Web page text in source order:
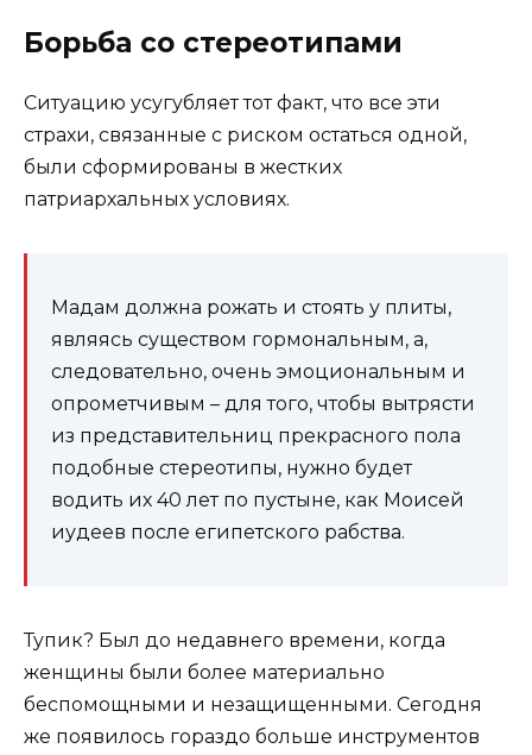
Борьба со стереотипами
Ситуацию усугубляет тот факт, что все эти
страхи, связанные с риском остаться одной,
были сформированы в жестких
патриархальных условиях.
Мадам должна рожать и стоять у плиты,
являясь существом гормональным, а,
следовательно, очень эмоциональным и
опрометчивым – для того, чтобы вытрясти
из представительниц прекрасного пола
подобные стереотипы, нужно будет
водить их 40 лет по пустыне, как Моисей
иудеев после египетского рабства.
Тупик? Был до недавнего времени, когда
женщины были более материально
беспомощными и незащищенными. Сегодня
же появилось гораздо больше инструментов